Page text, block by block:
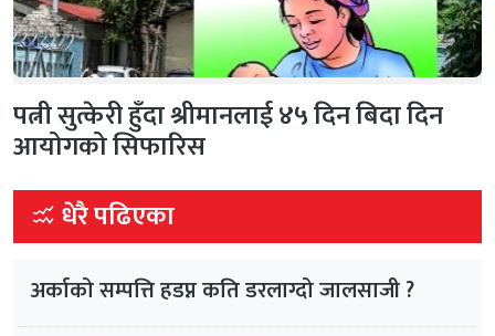
पत्नी सुत्केरी हुँदा श्रीमानलाई ४५ दिन बिदा दिन
आयोगको सिफारिस
धेरै पढिएका
अर्काको सम्पत्ति हडप्न कति डरलाग्दो जालसाजी ?